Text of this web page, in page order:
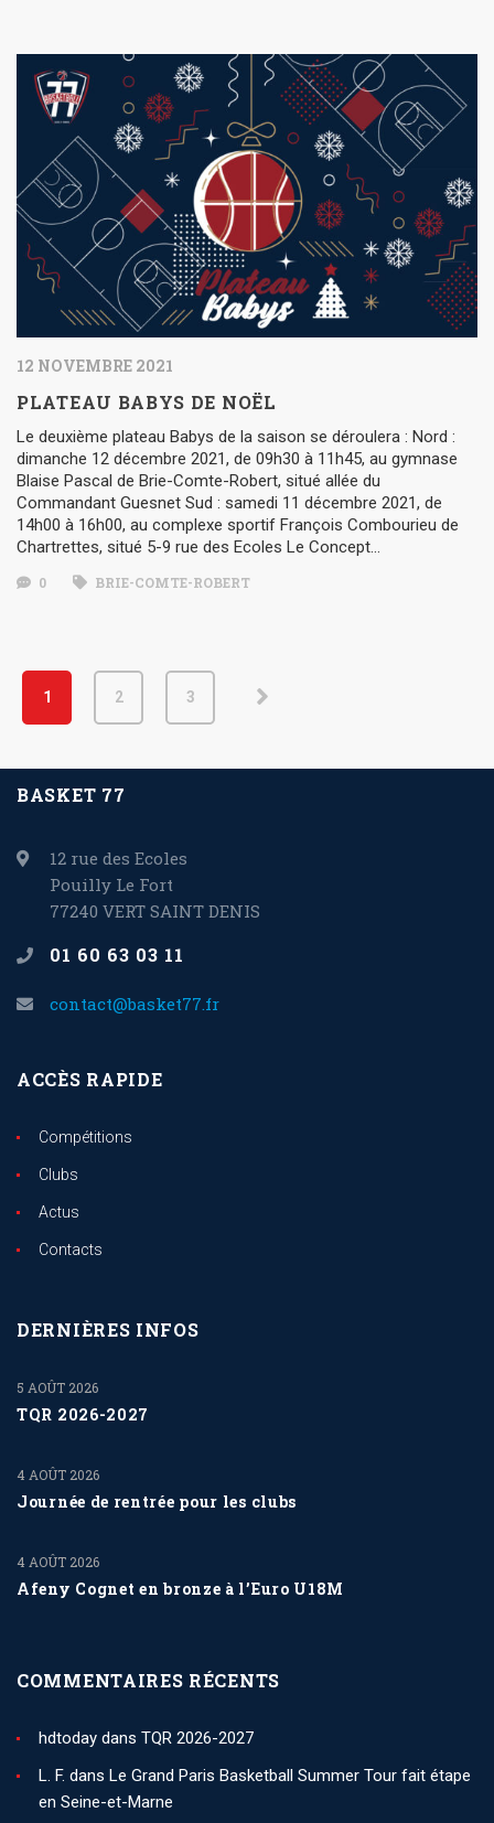
12 NOVEMBRE 2021
PLATEAU BABYS DE NOËL
Le deuxième plateau Babys de la saison se déroulera : Nord :
dimanche 12 décembre 2021, de 09h30 à 11h45, au gymnase
Blaise Pascal de Brie-Comte-Robert, situé allée du
Commandant Guesnet Sud : samedi 11 décembre 2021, de
14h00 à 16h00, au complexe sportif François Combourieu de
Chartrettes, situé 5-9 rue des Ecoles Le Concept…
0 BRIE-COMTE-ROBERT
1 2 3
BASKET 77
12 rue des Ecoles
Pouilly Le Fort
77240 VERT SAINT DENIS
01 60 63 03 11
contact@basket77.fr
ACCÈS RAPIDE
Compétitions
Clubs
Actus
Contacts
DERNIÈRES INFOS
TQR 2026-2027
5 AOÛT 2026
Journée de rentrée pour les clubs
4 AOÛT 2026
Afeny Cognet en bronze à l’Euro U18M
4 AOÛT 2026
COMMENTAIRES RÉCENTS
hdtoday dans TQR 2026-2027
L. F. dans Le Grand Paris Basketball Summer Tour fait étape
en Seine-et-Marne